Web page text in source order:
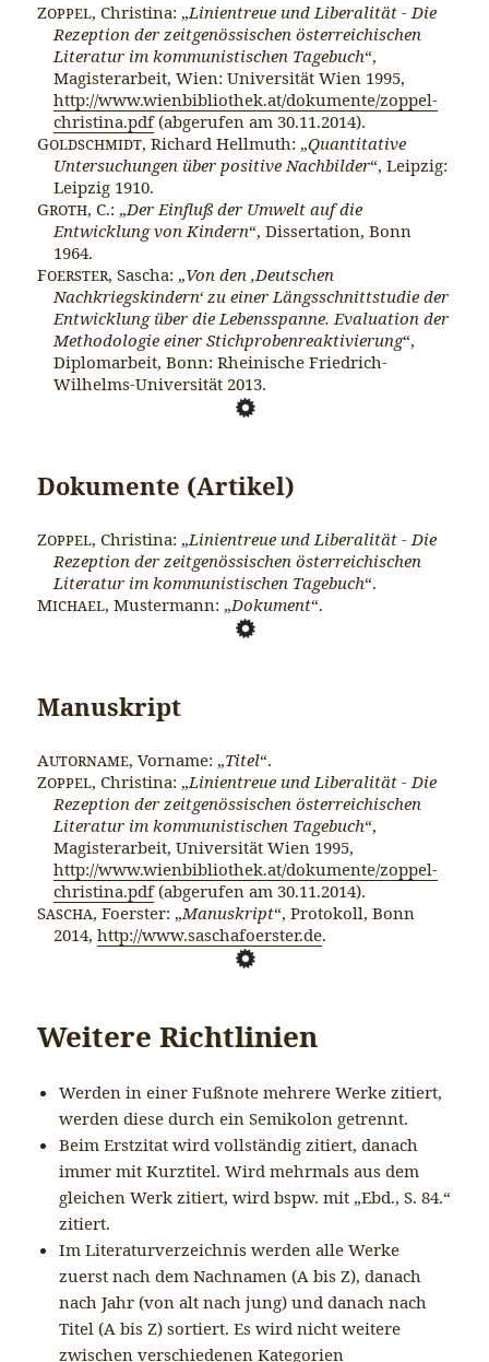
Zoppel, Christina: „Li­nientreue und Liberalität - Die
Rezeption der zeitgenössischen österreichischen
Literatur im kommunisti­schen Tagebuch“,
Magisterarbeit, Wien: Universität Wien 1995,
http://www.wienbibliothek.at/dokumente/zoppel-
christina.pdf(abgerufen am 30.11.2014).
Goldschmidt, Richard Hellmuth: „Quantitative
Untersuchungen über positive Nachbilder“, Leipzig:
Leipzig 1910.
Groth, C.: „Der Einfluß der Umwelt auf die
Entwicklung von Kindern“, Dissertation, Bonn
1964.
Foerster, Sascha: „Von den ‚Deutschen
Nachkriegskindern‘ zu einer Längsschnittstudie der
Entwicklung über die Lebensspanne. Evaluation der
Methodologie einer Stichprobenreaktivierung“,
Diplomarbeit, Bonn: Rheinische Friedrich-
Wilhelms-Universität 2013.
Dokumente (Artikel)
Zoppel, Christina: „Li­nientreue und Liberalität - Die
Rezeption der zeitgenössischen österreichischen
Literatur im kommunisti­schen Tagebuch“.
Michael, Mustermann: „Dokument“.
Manuskript
Autorname, Vorname: „Titel“.
Zoppel, Christina: „Li­nientreue und Liberalität - Die
Rezeption der zeitgenössischen österreichischen
Literatur im kommunisti­schen Tagebuch“,
Magisterarbeit, Universität Wien 1995,
http://www.wienbibliothek.at/dokumente/zoppel-
christina.pdf(abgerufen am 30.11.2014).
Sascha, Foerster: „Manuskript“, Protokoll, Bonn
2014,http://www.saschafoerster.de.
Weitere Richtlinien
Werden in einer Fußnote mehrere Werke zitiert,
werden diese durch ein Semikolon getrennt.
Beim Erstzitat wird vollständig zitiert, danach
immer mit Kurztitel. Wird mehrmals aus dem
gleichen Werk zitiert, wird bspw. mit „Ebd., S. 84.“
zitiert.
Im Literaturverzeichnis werden alle Werke
zuerst nach dem Nachnamen (A bis Z), danach
nach Jahr (von alt nach jung) und danach nach
Titel (A bis Z) sortiert. Es wird nicht weitere
zwischen verschiedenen Kategorien